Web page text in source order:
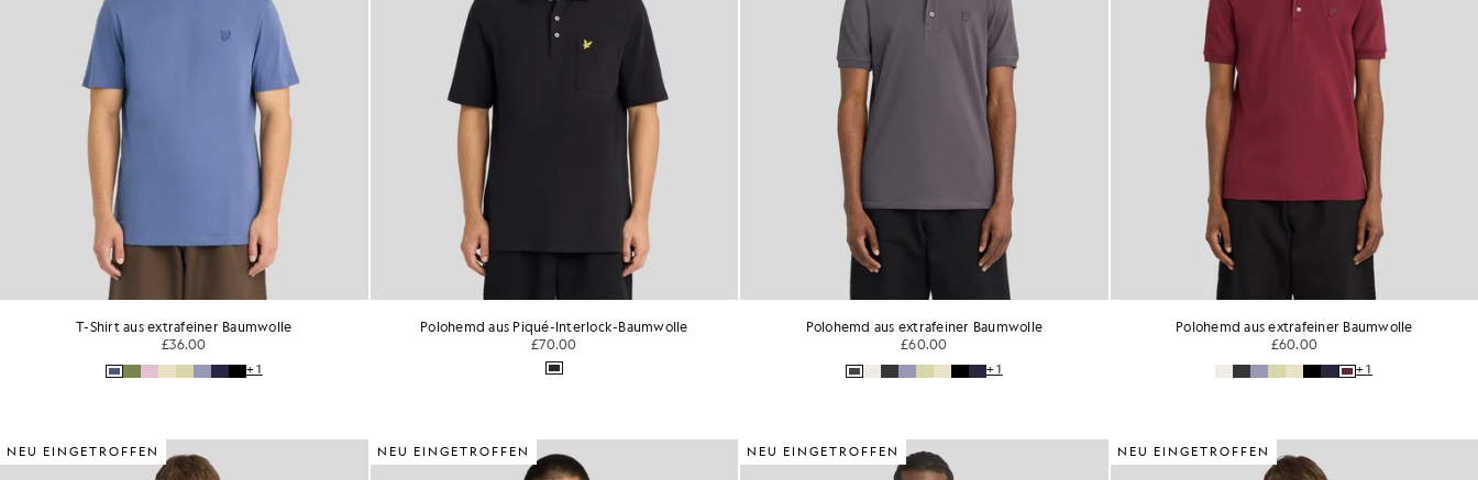
T-Shirt aus extrafeiner Baumwolle
£36.00
+1
Polohemd aus Piqué-Interlock-Baumwolle
£70.00
Polohemd aus extrafeiner Baumwolle
£60.00
+1
Polohemd aus extrafeiner Baumwolle
£60.00
+1
NEU EINGETROFFEN NEU EINGETROFFEN NEU EINGETROFFEN NEU EINGETROFFEN